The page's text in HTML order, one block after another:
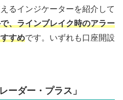
るインジケーターを紹介して
、ラインブレイク時のアラー
すめです。いずれも口座開設
ーダー・プラス」